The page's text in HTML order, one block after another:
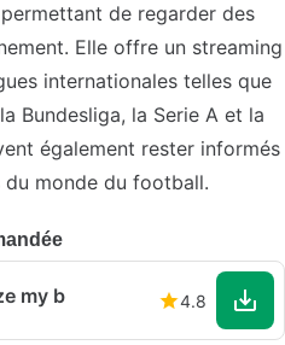
de regarder des
Elle offre un streaming
internationales telles que
Bundesliga, la Serie A et la
également rester informés
monde du football.
my b 4.8